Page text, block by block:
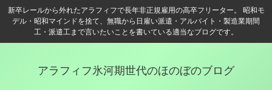
新卒レールから外れたアラフィフで長年非正規雇用の高卒フリーター。 昭和モ
デル・昭和マインドを捨て、無職から日雇い派遣・アルバイト・製造業期間
工・派遣工まで言いたいことを書いている適当なブログです。
アラフィフ氷河期世代のほのぼのブログ